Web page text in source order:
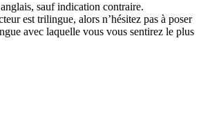
sauf indication contraire.
est trilingue, alors n’hésitez pas à poser
avec laquelle vous vous sentirez le plus